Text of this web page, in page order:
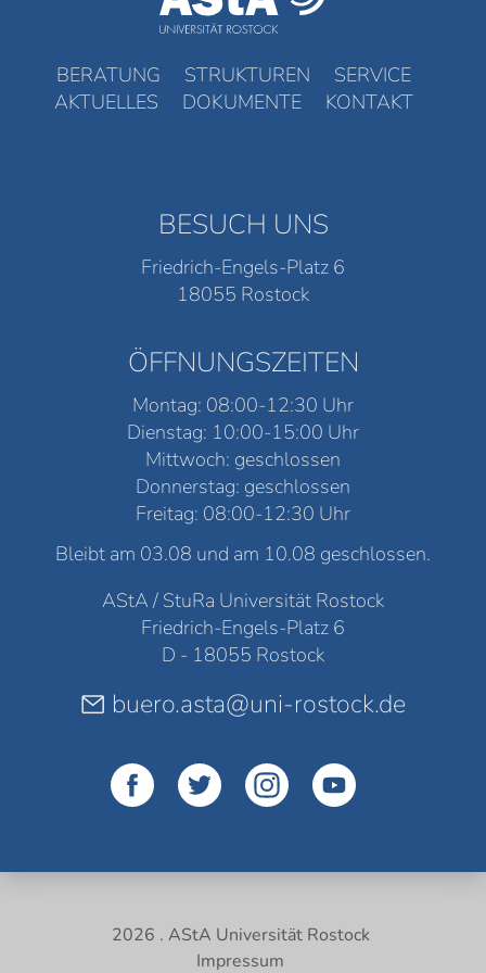
BERATUNG STRUKTUREN
SERVICE
AKTUELLES
DOKUMENTE KONTAKT
BESUCH UNS
Friedrich-Engels-Platz 6
18055 Rostock
ÖFFNUNGSZEITEN
Montag: 08:00-12:30 Uhr
Dienstag: 10:00-15:00 Uhr
Mittwoch: geschlossen
Donnerstag: geschlossen
Freitag: 08:00-12:30 Uhr
Bleibt am 03.08 und am 10.08 geschlossen.
AStA / StuRa Universität Rostock
Friedrich-Engels-Platz 6
D - 18055 Rostock
buero.asta@uni-rostock.de
2026 . AStA Universität Rostock
Impressum